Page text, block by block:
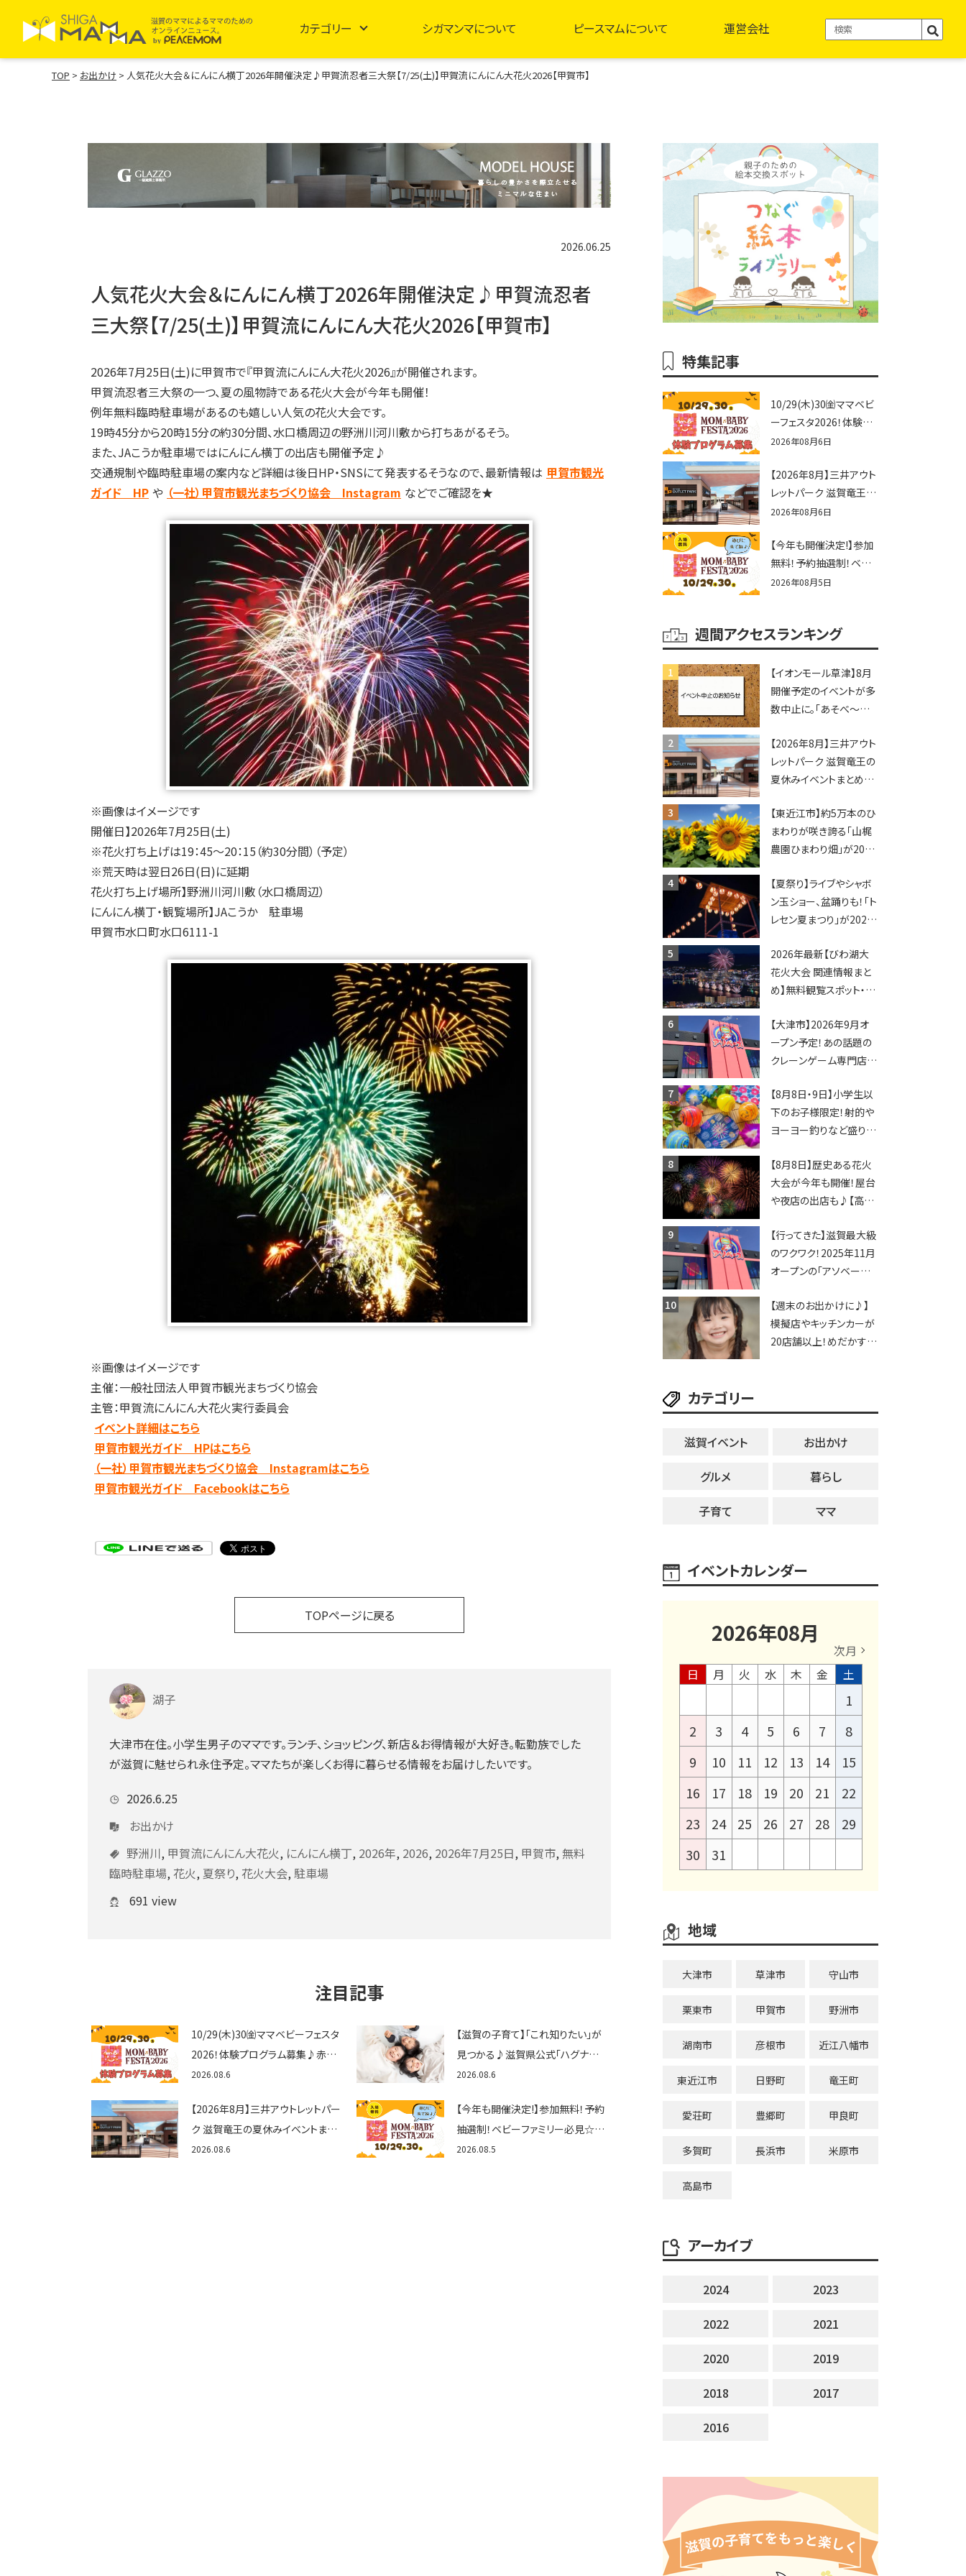
カテゴリー シガマンマについて ピースマムについて 運営会社
TOP > お出かけ > 人気花火大会＆にんにん横丁2026年開催決定♪甲賀流忍者三大祭【7/25(土)】甲賀流にんにん大花火2026【甲賀市】
2026.06.25
人気花火大会＆にんにん横丁2026年開催決定♪甲賀流忍者
三大祭【7/25(土)】甲賀流にんにん大花火2026【甲賀市】
2026年7月25日(土)に甲賀市で『甲賀流にんにん大花火2026』が開催されます。
甲賀流忍者三大祭の一つ、夏の風物詩である花火大会が今年も開催！
例年無料臨時駐車場があるのも嬉しい人気の花火大会です。
19時45分から20時15分の約30分間、水口橋周辺の野洲川河川敷から打ちあがるそう。
また、JAこうか駐車場ではにんにん横丁の出店も開催予定♪
交通規制や臨時駐車場の案内など詳細は後日HP・SNSにて発表するそうなので、最新情報は 甲賀市観光
ガイド HP や （一社）甲賀市観光まちづくり協会 Instagram などでご確認を★
※画像はイメージです
開催日】2026年7月25日(土)
※花火打ち上げは19：45～20：15（約30分間）（予定）
※荒天時は翌日26日(日)に延期
花火打ち上げ場所】野洲川河川敷（水口橋周辺）
にんにん横丁・観覧場所】JAこうか 駐車場
甲賀市水口町水口6111-1
※画像はイメージです
主催：一般社団法人甲賀市観光まちづくり協会
主管：甲賀流にんにん大花火実行委員会
イベント詳細はこちら
甲賀市観光ガイド HPはこちら
（一社）甲賀市観光まちづくり協会 Instagramはこちら
甲賀市観光ガイド Facebookはこちら
TOPページに戻る
湖子
大津市在住。小学生男子のママです。ランチ、ショッピング、新店＆お得情報が大好き。転勤族でした
が滋賀に魅せられ永住予定。ママたちが楽しくお得に暮らせる情報をお届けしたいです。
2026.6.25
お出かけ
野洲川, 甲賀流にんにん大花火, にんにん横丁, 2026年, 2026, 2026年7月25日, 甲賀市, 無料
臨時駐車場, 花火, 夏祭り, 花火大会, 駐車場
691 view
注目記事
10/29(木)30㈮ママベビーフェスタ
2026！体験プログラム募集♪赤ち
ゃん向けイベントに出演しません
2026.08.6
【滋賀の子育て】「これ知りたい」が
見つかる♪滋賀県公式「ハグナビ
しが」使ってる？おでかけ・制度・子
2026.08.6
【2026年8月】三井アウトレットパー
ク 滋賀竜王の夏休みイベントまと
め！びしょぬれ水あそび・激辛グル
2026.08.6
【今年も開催決定!】参加無料！予約
抽選制！ベビーファミリー必見☆入
場無料☆10/29(木)30(金)ママベ
2026.08.5
特集記事
10/29(木)30㈮ママベビ
ーフェスタ2026！体験プ
ログラム募集♪赤ちゃん
せんか？
2026年08月6日
【2026年8月】三井アウト
レットパーク 滋賀竜王の
夏休みイベントまとめ！
辛グルメ・フォトコンテス
トまで盛りだくさん！
2026年08月6日
【今年も開催決定!】参加
無料！予約抽選制！ベビ
ーファミリー必見☆入場
2026！親子で楽しもう
♪inピエリ守山
2026年08月5日
週間アクセスランキング
【イオンモール草津】8月
開催予定のイベントが多
数中止に。「あそべ〜る
ショーなど
【2026年8月】三井アウト
レットパーク 滋賀竜王の
夏休みイベントまとめ！
辛グルメ・フォトコンテス
トまで盛りだくさん！
【東近江市】約5万本のひ
まわりが咲き誇る「山梶
農園ひまわり畑」が2026
ポットやキッチンカーも
登場！何度も入園できる
フリーパスも販売★
【夏祭り】ライブやシャボ
ン玉ショー、盆踊りも！「ト
レセン夏まつり」が2026
2026年最新【びわ湖大
花火大会 関連情報まと
め】無料観覧スポット・同
ップ・交通規制に近隣施
設の駐車場情報なども
要チェック★
【大津市】2026年9月オ
ープン予定！あの話題の
クレーンゲーム専門店
ってくる！豊郷店に続く滋
賀2店舗目★
【8月8日・9日】小学生以
下のお子様限定！射的や
ヨーヨー釣りなど盛りだ
ちびっこ縁日開催♪【モリ
ーブ】
【8月8日】歴史ある花火
大会が今年も開催！屋台
や夜店の出店も♪【高宮
【行ってきた】滋賀最大級
のワクワク！2025年11月
オープンの「アソベース
レーンゲームで青果や日
用品までゲットできる新
スポット！
【週末のお出かけに♪】
模擬店やキッチンカーが
20店舗以上！めだかすく
祭り】
カテゴリー
滋賀イベント
お出かけ
グルメ
暮らし
子育て
ママ
イベントカレンダー
2026年08月
次月
日
月 火 水 木 金 土
1
2
3 4 5 6 7
8
9
10 11 12 13 14
15
16
17 18 19 20 21
22
23
24 25 26 27 28
29
30
31
地域
大津市 草津市 守山市
栗東市 甲賀市 野洲市
湖南市 彦根市 近江八幡市
東近江市 日野町 竜王町
愛荘町 豊郷町 甲良町
多賀町 長浜市 米原市
高島市
アーカイブ
2024
2023
2022
2021
2020
2019
2018
2017
2016